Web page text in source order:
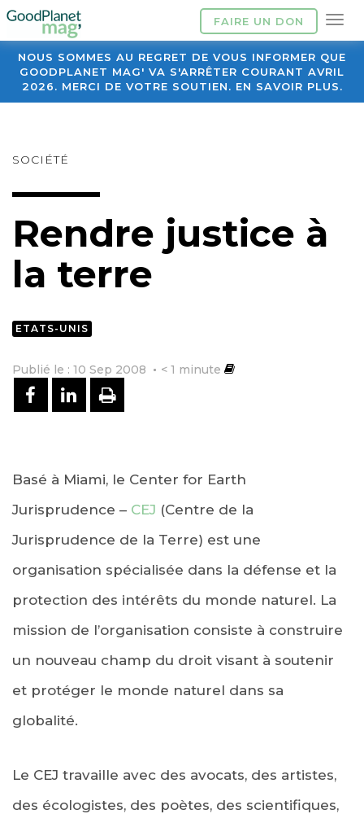
FAIRE UN DON
NOUS SOMMES AU REGRET DE VOUS INFORMER QUE
GOODPLANET MAG' VA S'ARRÊTER COURANT AVRIL
2026. MERCI DE VOTRE SOUTIEN. EN SAVOIR PLUS.
SOCIÉTÉ
Rendre justice à
la terre
ETATS-UNIS
Publié le : 10 Sep 2008 < 1 minute
PARTAGER SUR FACEBOOK
PARTAGER SUR LINKEDIN
IMPRIMER
Basé à Miami, le Center for Earth
Jurisprudence – CEJ (Centre de la
Jurisprudence de la Terre) est une
organisation spécialisée dans la défense et la
protection des intérêts du monde naturel. La
mission de l’organisation consiste à construire
un nouveau champ du droit visant à soutenir
et protéger le monde naturel dans sa
globalité.
Le CEJ travaille avec des avocats, des artistes,
des écologistes, des poètes, des scientifiques,